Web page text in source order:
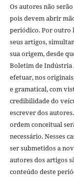
Os autores não
pois devem abrir
periódico. Por outro
seus artigos,
sua origem, desde
Boletim de Indústria
efetuar, nos
e gramatical, com
credibilidade do
escrever dos
ordem conceitual
necessário. Nesses
ser submetidos a
autores dos artigos
conteúdo deste